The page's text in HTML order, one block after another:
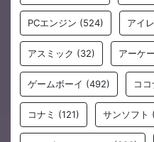
PCエンジン (524) アイ
アスミック (32) アーケ
ゲームボーイ (492) コ
コナミ (121) サンソフト